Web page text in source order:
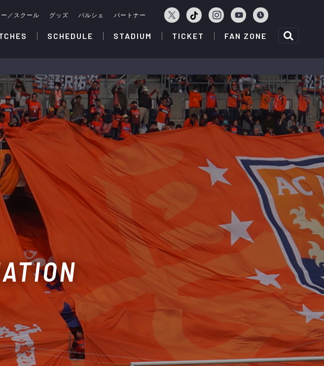
／スクール グッズ パルシェ パートナー
SCHEDULE STADIUM TICKET FAN ZONE